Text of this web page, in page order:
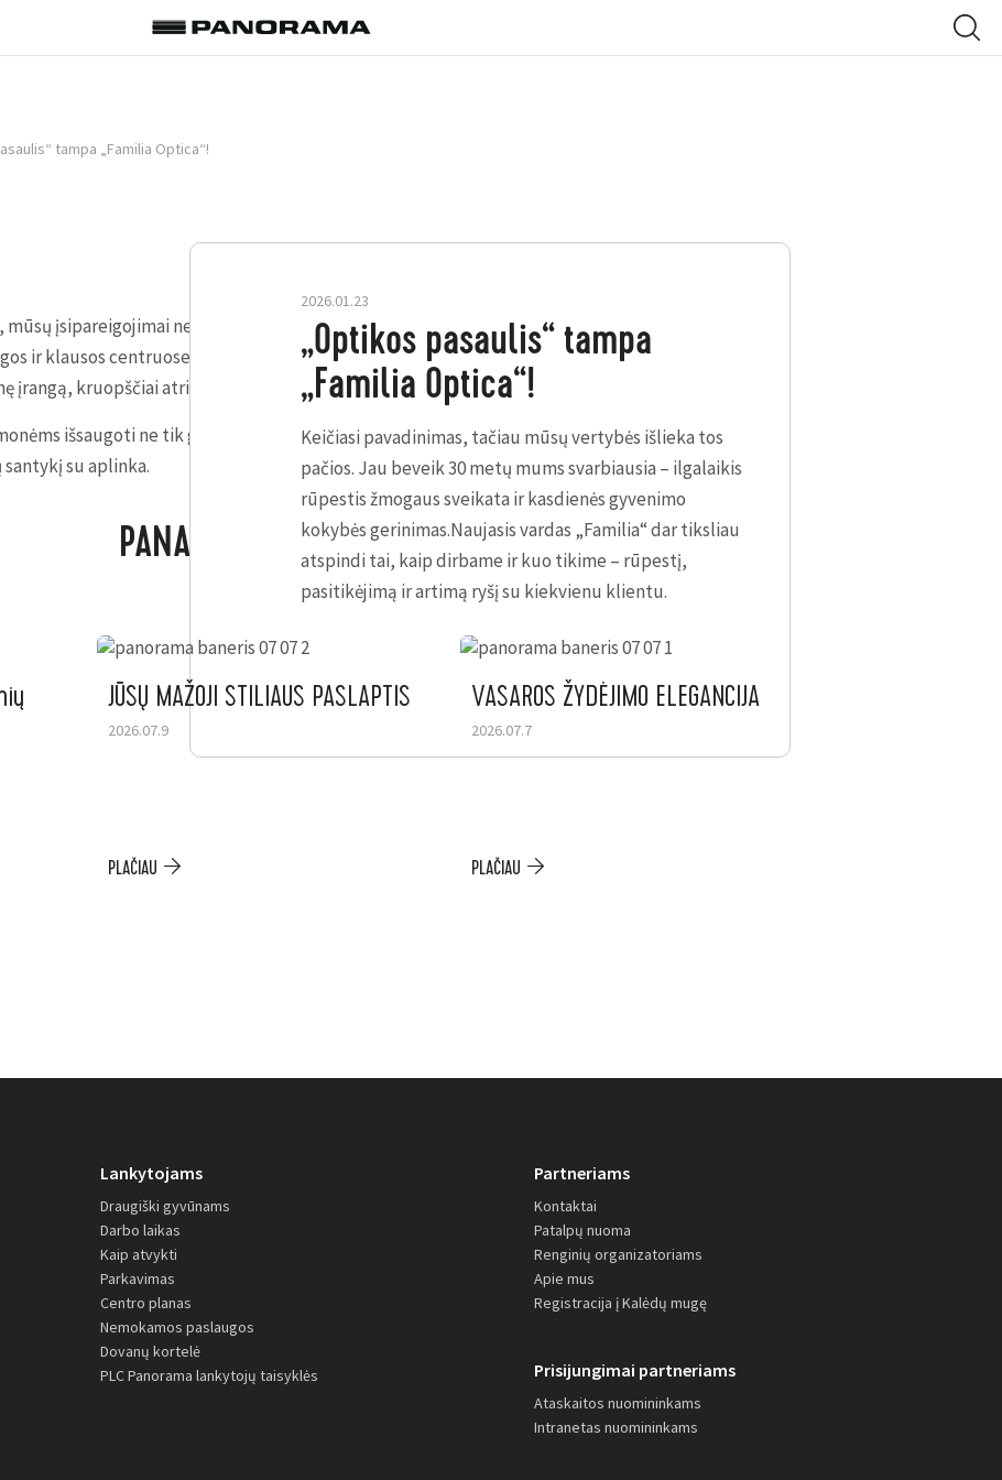
tampa „Familia Optica“!
2026.01.23
„Optikos pasaulis“ tampa
„Familia Optica“!
Keičiasi pavadinimas, tačiau mūsų vertybės išlieka tos
pačios. Jau beveik 30 metų mums svarbiausia – ilgalaikis
rūpestis žmogaus sveikata ir kasdienės gyvenimo
kokybės gerinimas.Naujasis vardas „Familia“ dar tiksliau
atspindi tai, kaip dirbame ir kuo tikime – rūpestį,
pasitikėjimą ir artimą ryšį su kiekvienu klientu.
įsipareigojimai nesikeičia. Klientų ir toliau laukia aukščiausios kokybės paslaugos
ir klausos centruose, tiek „Familia Clinica“ klinikose. Nuosekliai investuojame į
įrangą, kruopščiai atrinktą asortimentą ir aukštos kvalifikacijos specialistų komandą.
išsaugoti ne tik gerą regą ar klausą, bet ir pasitikėjimą kasdieniu gyvenimu,
su aplinka.
PANAŠIOS NAUJIENOS
JŪSŲ MAŽOJI STILIAUS PASLAPTIS
2026.07.9
PLAČIAU
VASAROS ŽYDĖJIMO ELEGANCIJA
2026.07.7
PLAČIAU
Lankytojams
Draugiški gyvūnams
Darbo laikas
Kaip atvykti
Parkavimas
Centro planas
Nemokamos paslaugos
Dovanų kortelė
PLC Panorama lankytojų taisyklės
Partneriams
Kontaktai
Patalpų nuoma
Renginių organizatoriams
Apie mus
Registracija į Kalėdų mugę
Prisijungimai partneriams
Ataskaitos nuomininkams
Intranetas nuomininkams